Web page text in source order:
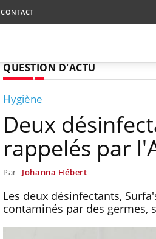
CONTACT
QUESTION D'ACTU
Hygiène
Deux
rappelés par
Par Johanna Hébert
Les deux désinfectants,
contaminés par des germes,